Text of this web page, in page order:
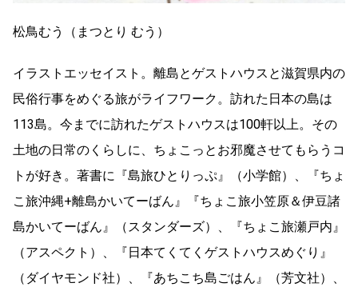
松鳥むう（まつとり むう）
イラストエッセイスト。離島とゲストハウスと滋賀県内の
民俗行事をめぐる旅がライフワーク。訪れた日本の島は
113島。今までに訪れたゲストハウスは100軒以上。その
土地の日常のくらしに、ちょこっとお邪魔させてもらうコ
トが好き。著書に『島旅ひとりっぷ』（小学館）、『ちょ
こ旅沖縄+離島かいてーばん』『ちょこ旅小笠原＆伊豆諸
島かいてーばん』（スタンダーズ）、『ちょこ旅瀬戸内』
（アスペクト）、『日本てくてくゲストハウスめぐり』
（ダイヤモンド社）、『あちこち島ごはん』（芳文社）、